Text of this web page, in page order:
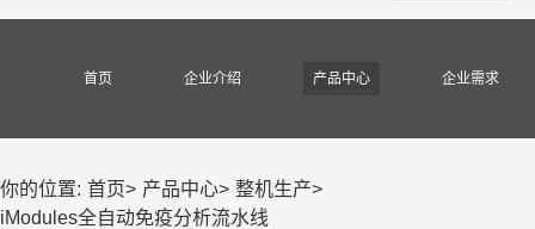
首页 企业介绍 产品中心 企业需求
你的位置: 首页> 产品中心> 整机生产>
iModules全自动免疫分析流水线